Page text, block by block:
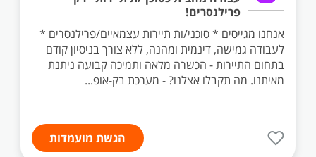
פרילנסרים!
אנחנו מגייסים * סוכני/ות תיירות עצמאיים/פרילנסרים *
לעבודה גמישה, דינמית ומהנה, ללא צורך בניסיון קודם
בתחום התיירות - הכשרה מלאה ותמיכה קבועה ניתנת
מאיתנו. מה תקבלו אצלנו? - מערכת בק-אופ...
הגשת מועמדות